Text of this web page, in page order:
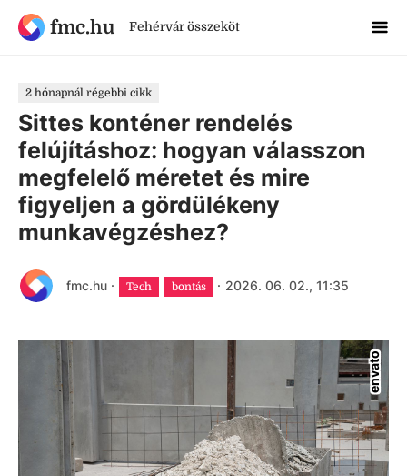
fmc.hu Fehérvár összeköt
2 hónapnál régebbi cikk
Sittes konténer rendelés
felújításhoz: hogyan válasszon
megfelelő méretet és mire
figyeljen a gördülékeny
munkavégzéshez?
fmc.hu · Tech bontás · 2026. 06. 02., 11:35
envato